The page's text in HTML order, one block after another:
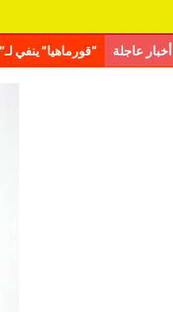
أخبار عاجلة اليانغا يكشف